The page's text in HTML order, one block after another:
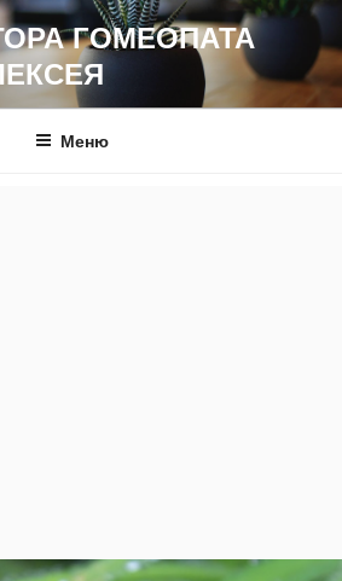
ГОМЕОПАТА
Меню